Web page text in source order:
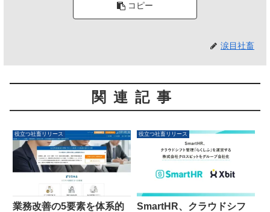
コピー
涙目社畜
関連記事
役立つ社畜リリース
業務改善の5要素を体系的
役立つ社畜リリース
SmartHR、クラウドシフ